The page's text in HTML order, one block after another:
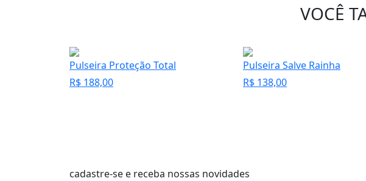
VOCÊ
Pulseira Proteção Total
R$ 188,00
Pulseira Salve Rainha
R$ 138,00
cadastre-se e receba nossas novidades